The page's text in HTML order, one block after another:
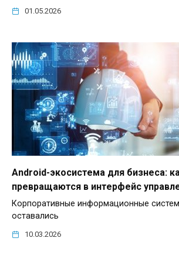
01.05.2026
Android-экосистема для бизнеса:
превращаются в интерфейс
Корпоративные информационные
оставались
10.03.2026